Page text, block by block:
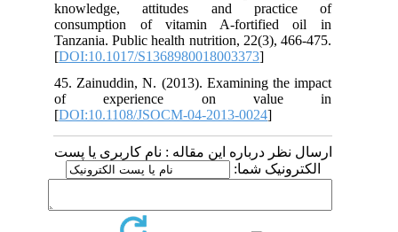
knowledge, attitudes and practice of
consumption of vitamin A-fortified oil in
Tanzania. Public health nutrition, 22(3), 466-475.
[DOI:10.1017/S1368980018003373
45. Zainuddin, N. (2013). Examining the impact
of experience on value in
[DOI:10.1108/JSOCM-04-2013-0024
ارسال نظر درباره این مقاله : نام کاربری یا پست
الکترونیک شما: